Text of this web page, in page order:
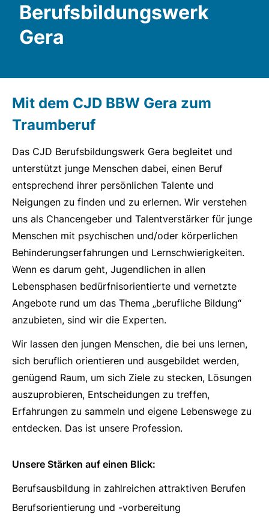
Berufsbildungswerk
Gera
Mit dem CJD BBW Gera zum
Traumberuf
Das CJD Berufsbildungswerk Gera begleitet und
unterstützt junge Menschen dabei, einen Beruf
entsprechend ihrer persönlichen Talente und
Neigungen zu finden und zu erlernen. Wir verstehen
uns als Chancengeber und Talentverstärker für junge
Menschen mit psychischen und/oder körperlichen
Behinderungserfahrungen und Lernschwierigkeiten.
Wenn es darum geht, Jugendlichen in allen
Lebensphasen bedürfnisorientierte und vernetzte
Angebote rund um das Thema „berufliche Bildung“
anzubieten, sind wir die Experten.
Wir lassen den jungen Menschen, die bei uns lernen,
sich beruflich orientieren und ausgebildet werden,
genügend Raum, um sich Ziele zu stecken, Lösungen
auszuprobieren, Entscheidungen zu treffen,
Erfahrungen zu sammeln und eigene Lebenswege zu
entdecken. Das ist unsere Profession.
Unsere Stärken auf einen Blick:
Berufsausbildung in zahlreichen attraktiven Berufen
Berufsorientierung und -vorbereitung